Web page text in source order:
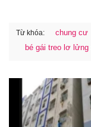
Từ khóa: chung cư
bé gái treo lơ